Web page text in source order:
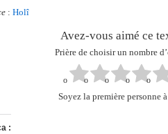
: Holî
Avez-vous aimé ce
Prière de choisir un nombre
Soyez la première personne
: